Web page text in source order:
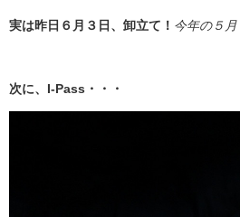
実は昨日６月３日、卸立て！ 今年の５月
次に、I-Pass・・・